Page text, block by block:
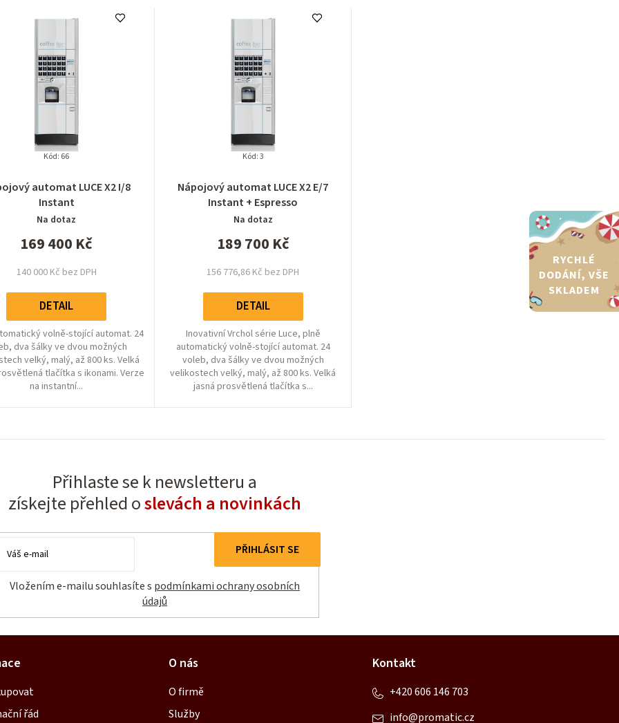
automat LUCE X2 I/8
Instant
Na dotaz
140 000 Kč bez DPH
169 400 Kč
DETAIL
volně-stojící automat. 24
dva šálky ve dvou možných
velký, malý, až 800 ks. Velká
tlačítka s ikonami. Verze
na instantní...
Kód: 66
Nápojový automat LUCE X2 E/7
Instant + Espresso
Na dotaz
156 776,86 Kč bez DPH
189 700 Kč
DETAIL
Inovativní Vrchol série Luce, plně
automatický volně-stojící automat. 24
voleb, dva šálky ve dvou možných
velikostech velký, malý, až 800 ks. Velká
jasná prosvětlená tlačítka s...
Kód:3
O
l
á
d
a
p
r
v
Přihlaste se k newsletteru a
získejte přehled oslevách a novinkách
Vložením e-mailu souhlasíte s podmínkami ochrany osobních
údajů
PŘIHLÁSIT SE
řád
O nás
O firmě
Služby
Kontakt
info@promatic.cz
+420 606 146 703
RYCHLÉ
DODÁNÍ, VŠE
SKLADEM